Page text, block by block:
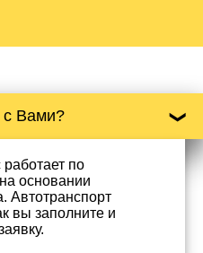
с Вами?
по
основании
Автотранспорт
вы заполните и